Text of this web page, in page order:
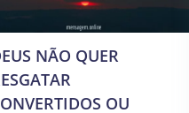
NÃO QUER
OU